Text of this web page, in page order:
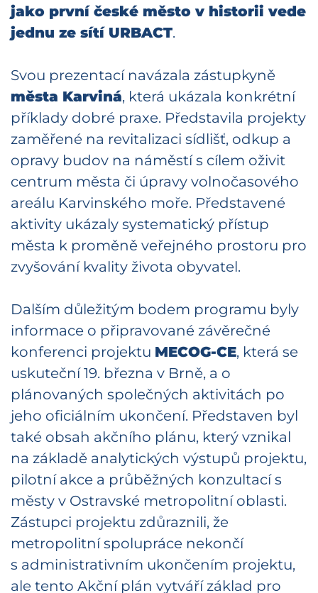
jako první české město v historii vede
jednu ze sítí URBACT.
Svou prezentací navázala zástupkyně
města Karviná, která ukázala konkrétní
příklady dobré praxe. Představila projekty
zaměřené na revitalizaci sídlišť, odkup a
opravy budov na náměstí s cílem oživit
centrum města či úpravy volnočasového
areálu Karvinského moře. Představené
aktivity ukázaly systematický přístup
města k proměně veřejného prostoru pro
zvyšování kvality života obyvatel.
Dalším důležitým bodem programu byly
informace o připravované závěrečné
konferenci projektu MECOG-CE, která se
uskuteční 19. března v Brně, a o
plánovaných společných aktivitách po
jeho oficiálním ukončení. Představen byl
také obsah akčního plánu, který vznikal
na základě analytických výstupů projektu,
pilotní akce a průběžných konzultací s
městy v Ostravské metropolitní oblasti.
Zástupci projektu zdůraznili, že
metropolitní spolupráce nekončí
s administrativním ukončením projektu,
ale tento Akční plán vytváří základ pro